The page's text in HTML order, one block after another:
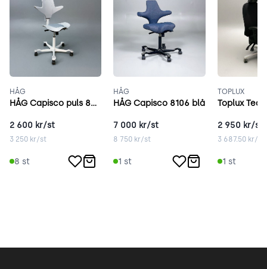
HÅG
HÅG Capisco puls 8010 grå
2 600 kr/st
3 250 kr/st
8 st
HÅG
HÅG Capisco 8106 blå
7 000 kr/st
8 750 kr/st
1 st
TOPLUX
Toplux
2 950 kr/st
3 687.50kr/st
1 st